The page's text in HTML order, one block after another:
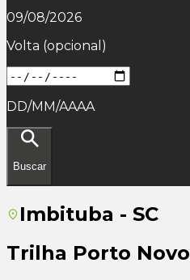
09/08/2026
Volta (opcional)
DD/MM/AAAA
Buscar
Imbituba - SC
Trilha Porto Novo